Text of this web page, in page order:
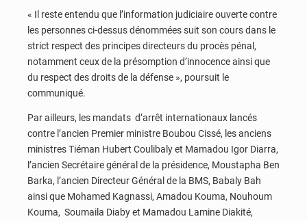
« Il reste entendu que l’information judiciaire ouverte contre
les personnes ci-dessus dénommées suit son cours dans le
strict respect des principes directeurs du procès pénal,
notamment ceux de la présomption d’innocence ainsi que
du respect des droits de la défense », poursuit le
communiqué.
Par ailleurs, les mandats d’arrêt internationaux lancés
contre l’ancien Premier ministre Boubou Cissé, les anciens
ministres Tiéman Hubert Coulibaly et Mamadou Igor Diarra,
l’ancien Secrétaire général de la présidence, Moustapha Ben
Barka, l’ancien Directeur Général de la BMS, Babaly Bah
ainsi que Mohamed Kagnassi, Amadou Kouma, Nouhoum
Kouma, Soumaila Diaby et Mamadou Lamine Diakité,